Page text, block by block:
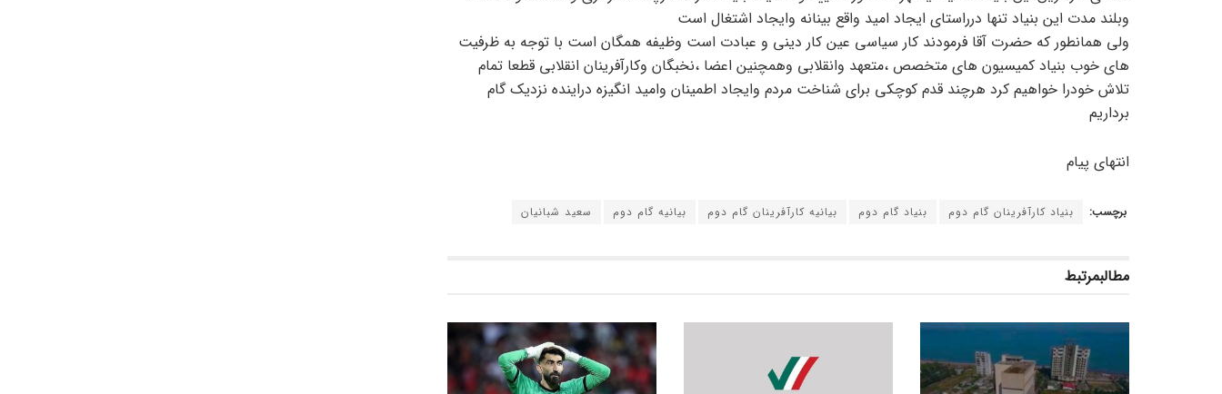
وبلند مدت این بنیاد تنها درراستای ایجاد امید واقع بینانه وایجاد اشتغال است
ولی همانطور که حضرت آقا فرمودند کار سیاسی عین کار دینی و عبادت است وظیفه همگان است با توجه به ظرفیت
های خوب بنیاد کمیسیون های متخصص ،متعهد وانقلابی وهمچنین اعضا ،نخبگان وکارآفرینان انقلابی قطعا تمام
تلاش خودرا خواهیم کرد هرچند قدم کوچکی برای شناخت مردم وایجاد اطمینان وامید انگیزه دراینده نزدیک گام
برداریم
انتهای پیام
برچسب: بنیاد کارآفرینان گام دوم بنیاد گام دوم بیانیه کارآفرینان گام دوم بیانیه گام دوم سعید شبانیان
مطالبمرتبط